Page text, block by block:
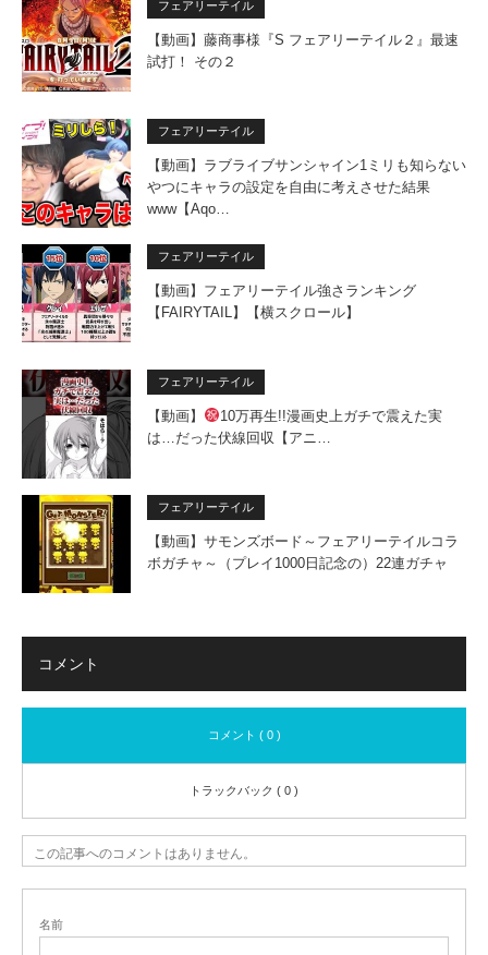
フェアリーテイル
【動画】藤商事様『S フェアリーテイル２』最速
試打！ その２
フェアリーテイル
【動画】ラブライブサンシャイン1ミリも知らない
やつにキャラの設定を自由に考えさせた結果
www【Aqo…
フェアリーテイル
【動画】フェアリーテイル強さランキング
【FAIRYTAIL】【横スクロール】
フェアリーテイル
【動画】
10万再生!!漫画史上ガチで震えた実
は…だった伏線回収【アニ…
フェアリーテイル
【動画】サモンズボード～フェアリーテイルコラ
ボガチャ～（プレイ1000日記念の）22連ガチャ
コメント
コメント ( 0 )
トラックバック ( 0 )
この記事へのコメントはありません。
名前